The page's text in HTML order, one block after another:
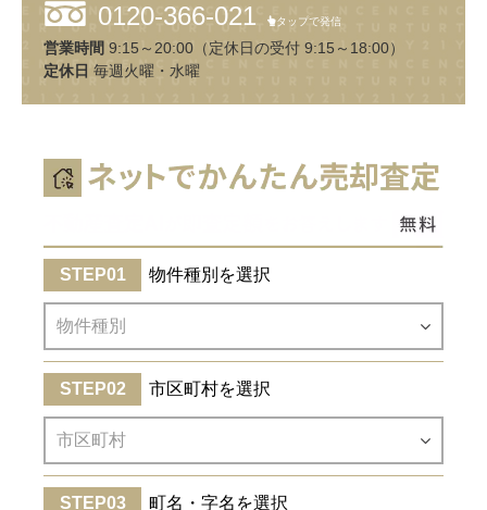
0120-366-021 タップで発信
営業時間 9:15～20:00（定休日の受付 9:15～18:00）
定休日 毎週火曜・水曜
物件種別を選択
市区町村を選択
町名・字名を選択